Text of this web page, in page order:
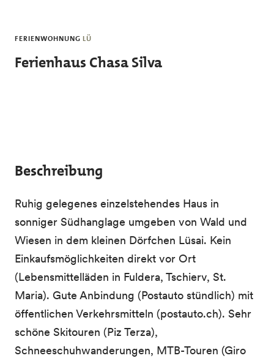
FERIENWOHNUNG LÜ
Ferienhaus Chasa Silva
Beschreibung
Ruhig gelegenes einzelstehendes Haus in
sonniger Südhanglage umgeben von Wald und
Wiesen in dem kleinen Dörfchen Lüsai. Kein
Einkaufsmöglichkeiten direkt vor Ort
(Lebensmittelläden in Fuldera, Tschierv, St.
Maria). Gute Anbindung (Postauto stündlich) mit
öffentlichen Verkehrsmitteln (postauto.ch). Sehr
schöne Skitouren (Piz Terza),
Schneeschuhwanderungen, MTB-Touren (Giro